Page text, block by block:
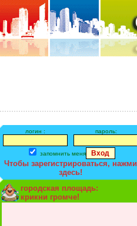
логин : пароль:
запомнить меня
Чтобы зарегистрироваться, нажми
здесь!
городская площадь:
крикни громче!